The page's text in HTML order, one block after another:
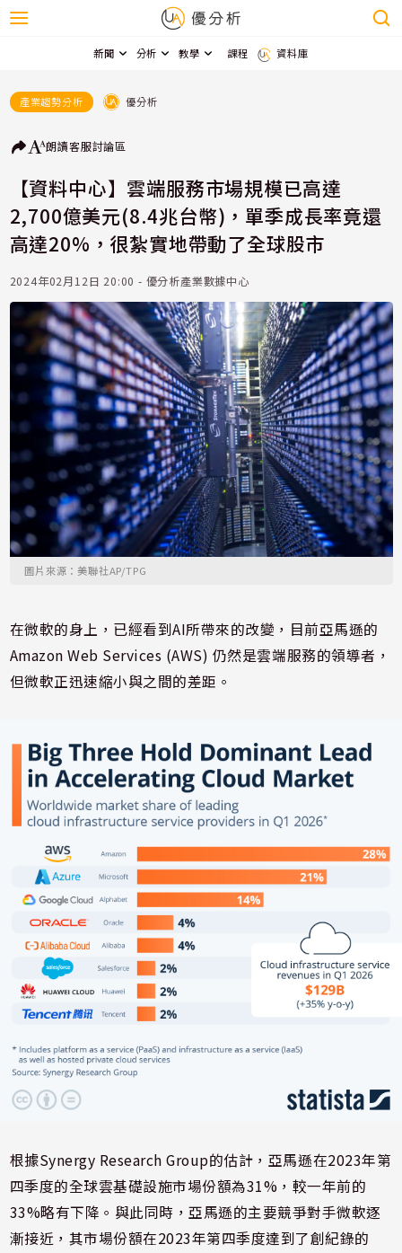
新聞 分析 教學 課程 資料庫
產業趨勢分析 優分析
朗讀客服討論區
【資料中心】雲端服務市場規模已高達
2,700億美元(8.4兆台幣)，單季成長率竟還
高達20%，很紮實地帶動了全球股市
2024年02月12日 20:00 - 優分析產業數據中心
圖片來源：美聯社AP/TPG
在微軟的身上，已經看到AI所帶來的改變，目前亞馬遜的
Amazon Web Services (AWS) 仍然是雲端服務的領導者，
但微軟正迅速縮小與之間的差距。
根據Synergy Research Group的估計，亞馬遜在2023年第
四季度的全球雲基礎設施市場份額為31%，較一年前的
33%略有下降。與此同時，亞馬遜的主要競爭對手微軟逐
漸接近，其市場份額在2023年第四季度達到了創紀錄的